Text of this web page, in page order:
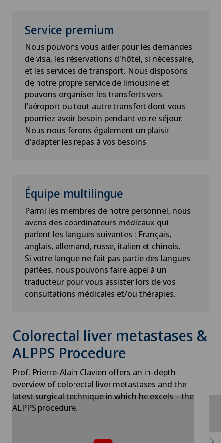
Service premium
Nous pouvons vous aider pour les demandes
de visa, les réservations d'hôtel, si nécessaire,
et les services de transport. Nous disposons
de notre propre service de limousine et
pouvons organiser les transferts vers
l'aéroport ou tout autre transfert dont vous
pourriez avoir besoin pendant votre séjour.
Nous nous ferons également un plaisir
d'adapter les repas à vos besoins.
Équipe multilingue
Parmi les membres de notre personnel, nous
avons des coordinateurs médicaux qui
parlent les langues suivantes : Français,
anglais, allemand, russe, italien et chinois.
Si votre langue ne fait pas partie des langues
parlées, nous pouvons faire appel à un
traducteur pour vous assister lors de vos
consultations médicales et/ou thérapies.
Colorectal liver metastases &
ALPPS Procedure
Prof. Prierre-Alain Clavien offers an in-depth
overview of colorectal liver metastases and the
latest surgical technique in which he excels – the
ALPPS procedure.